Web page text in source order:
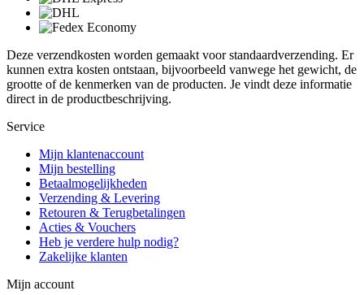
Deze verzendkosten worden gemaakt voor standaardverzending. Er
kunnen extra kosten ontstaan, bijvoorbeeld vanwege het gewicht, de
grootte of de kenmerken van de producten. Je vindt deze informatie
direct in de productbeschrijving.
Service
Mijn klantenaccount
Mijn bestelling
Betaalmogelijkheden
Verzending & Levering
Retouren & Terugbetalingen
Acties & Vouchers
Heb je verdere hulp nodig?
Zakelijke klanten
Mijn account